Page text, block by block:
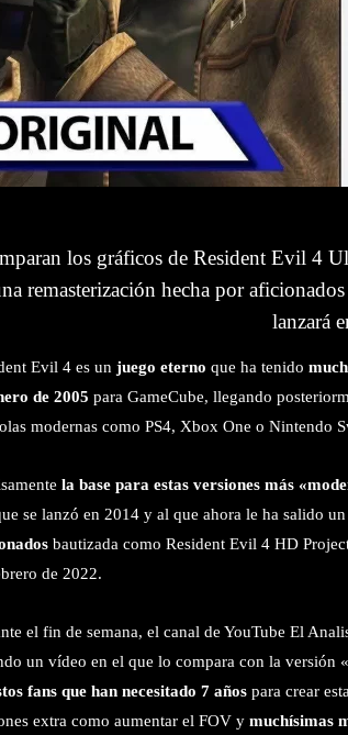
los gráficos de Resident Evil 4
remasterización hecha por
lanzará
Evil 4 es un juego eterno que ha tenido
de 2005 para GameCube, llegando
modernas como PS4, Xbox One o Nintendo
la base para estas versiones más
se lanzó en 2014 y al que ahora le ha salido un
bautizada como Resident Evil 4 HD
de 2022.
el fin de semana, el canal de YouTube El
un vídeo en el que lo compara con la versión
fans que han necesitado 7 años para crear
extra como aumentar el FOV y muchísimas